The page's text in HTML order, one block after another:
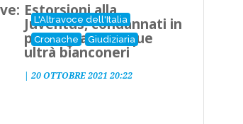
L'Altravoce dell'Italia
Cronache
Giudiziaria
Estorsioni alla
Juventus, condannati in
primo grado cinque
ultrà bianconeri
|20 OTTOBRE 2021 20:22